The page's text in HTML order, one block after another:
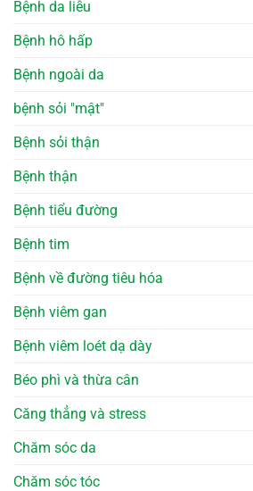
Bệnh da liễu
Bệnh hô hấp
Bệnh ngoài da
bệnh sỏi "mật"
Bệnh sỏi thận
Bệnh thận
Bệnh tiểu đường
Bệnh tim
Bệnh về đường tiêu hóa
Bệnh viêm gan
Bệnh viêm loét dạ dày
Béo phì và thừa cân
Căng thẳng và stress
Chăm sóc da
Chăm sóc tóc